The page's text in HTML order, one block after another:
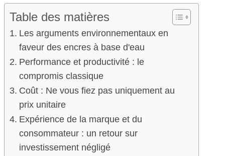
Table des matières
Les arguments environnementaux en
faveur des encres à base d'eau
Performance et productivité : le
compromis classique
Coût : Ne vous fiez pas uniquement au
prix unitaire
Expérience de la marque et du
consommateur : un retour sur
investissement négligé